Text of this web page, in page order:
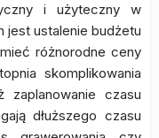
i użyteczny w
jest ustalenie budżetu
różnorodne ceny
skomplikowania
zaplanowanie czasu
dłuższego czasu